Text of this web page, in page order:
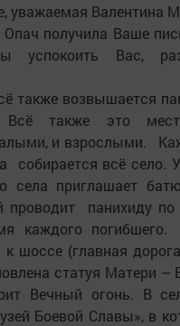
уважаемая Валентина
получила Ваше
успокоить Вас,
также возвышается
Всё также это
и взрослыми.
собирается всё село.
села приглашает
проводит панихиду
каждого
шоссе (главная
статуя Матери –
Вечный огонь. В
Боевой Славы», в